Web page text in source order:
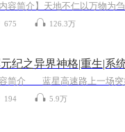
675 126.3万
纪之异界神格|重生|系
194 5.9万